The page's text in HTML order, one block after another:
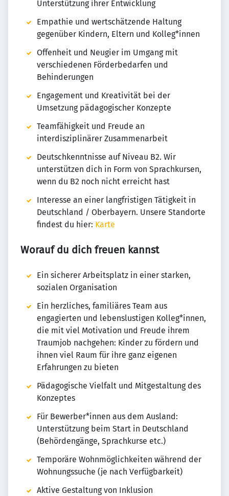
Unterstützung ihrer Entwicklung
Empathie und wertschätzende Haltung
gegenüber Kindern, Eltern und Kolleg*innen
Offenheit und Neugier im Umgang mit
verschiedenen Förderbedarfen und
Behinderungen
Engagement und Kreativität bei der
Umsetzung pädagogischer Konzepte
Teamfähigkeit und Freude an
interdisziplinärer Zusammenarbeit
Deutschkenntnisse auf Niveau B2. Wir
unterstützen dich in Form von Sprachkursen,
wenn du B2 noch nicht erreicht hast
Interesse an einer langfristigen Tätigkeit in
Deutschland / Oberbayern. Unsere Standorte
findest du hier: Karte
Worauf du dich freuen kannst
Ein sicherer Arbeitsplatz in einer starken,
sozialen Organisation
Ein herzliches, familiäres Team aus
engagierten und lebenslustigen Kolleg*innen,
die mit viel Motivation und Freude ihrem
Traumjob nachgehen: Kinder zu fördern und
ihnen viel Raum für ihre ganz eigenen
Erfahrungen zu bieten
Pädagogische Vielfalt und Mitgestaltung des
Konzeptes
Für Bewerber*innen aus dem Ausland:
Unterstützung beim Start in Deutschland
(Behördengänge, Sprachkurse etc.)
Temporäre Wohnmöglichkeiten während der
Wohnungssuche (je nach Verfügbarkeit)
Aktive Gestaltung von Inklusion